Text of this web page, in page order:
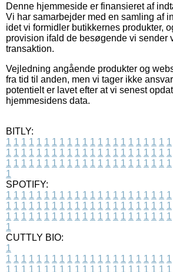
Denne hjemmeside er finansieret af
Vi har samarbejder med en samling af
idet vi formidler butikkernes produkter,
provision ifald de besøgende vi sender
transaktion.
Vejledning angående produkter og
fra tid til anden, men vi tager ikke
potentielt er lavet efter at vi senest
hjemmesidens data.
BITLY:
1 1 1 1 1 1 1 1 1 1 1 1 1 1 1 1 1 1 1 1 1 1
1 1 1 1 1 1 1 1 1 1 1 1 1 1 1 1 1 1 1 1 1 1
1 1 1 1 1 1 1 1 1 1 1 1 1 1 1 1 1 1 1 1 1 1
1
SPOTIFY:
1 1 1 1 1 1 1 1 1 1 1 1 1 1 1 1 1 1 1 1 1 1
1 1 1 1 1 1 1 1 1 1 1 1 1 1 1 1 1 1 1 1 1 1
1 1 1 1 1 1 1 1 1 1 1 1 1 1 1 1 1 1 1 1 1 1
1
CUTTLY BIO:
1
1 1 1 1 1 1 1 1 1 1 1 1 1 1 1 1 1 1 1 1 1 1
1 1 1 1 1 1 1 1 1 1 1 1 1 1 1 1 1 1 1 1 1 1